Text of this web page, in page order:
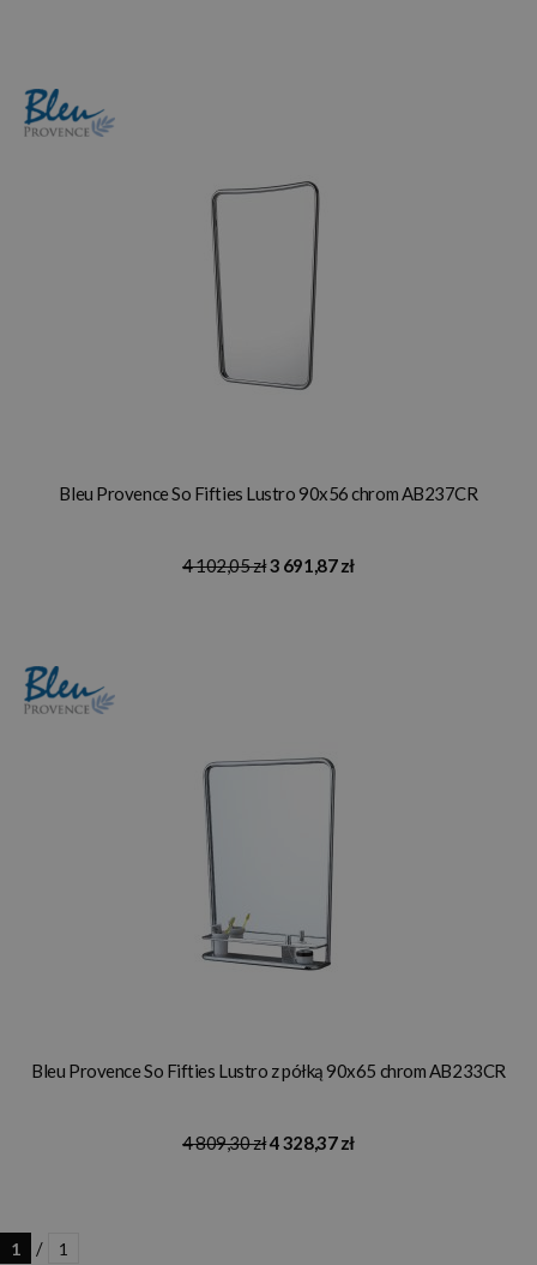
Bleu Provence So Fifties Lustro 90x56 chrom AB237CR
4 102,05 zł3 691,87 zł
Bleu Provence So Fifties Lustro z półką 90x65 chrom AB233CR
4 809,30 zł4 328,37 zł
1 / 1